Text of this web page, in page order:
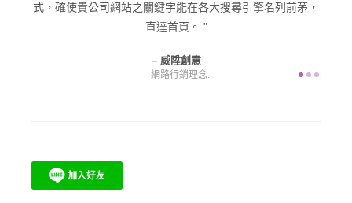
式，確使貴公司網站之關鍵字能在各大搜尋引擎名列前茅，
直達首頁。
威陞創意
網路行銷理念.